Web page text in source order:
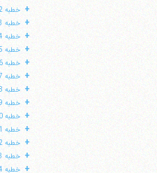
+ خطبه 42
+ خطبه 43
+ خطبه 44
+ خطبه 45
+ خطبه 46
+ خطبه 47
+ خطبه 48
+ خطبه 49 (درس 88)
+ خطبه 50
+ خطبه 51
+ خطبه 52
+ خطبه 53
+ خطبه 54